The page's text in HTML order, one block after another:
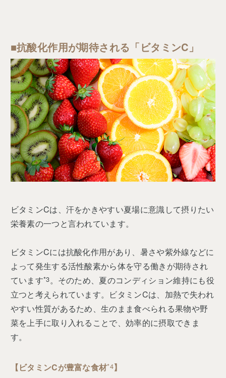
■抗酸化作用が期待される「ビタミンC」
ビタミンCは、汗をかきやすい夏場に意識して摂りたい
栄養素の一つと言われています。
ビタミンCには抗酸化作用があり、暑さや紫外線などに
よって発生する活性酸素から体を守る働きが期待され
ています*3。そのため、夏のコンディション維持にも役
立つと考えられています。ビタミンCは、加熱で失われ
やすい性質があるため、生のまま食べられる果物や野
菜を上手に取り入れることで、効率的に摂取できま
す。
【ビタミンCが豊富な食材*4】